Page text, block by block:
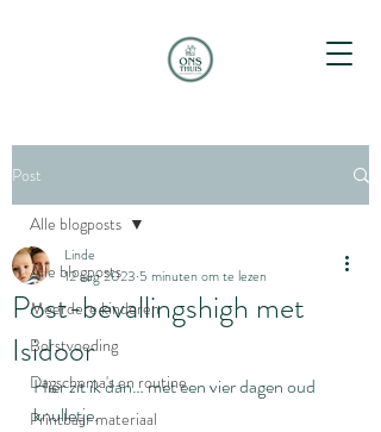
Post
Alle blogposts
Meerdere kinderen
Borstvoeding
Dagschema's en routine
Printbaar materiaal
Alle blogposts
Post-bevallingshigh met
Isidoor
Linde
12 aug 2023 5 minuten om te lezen
Hier zit ik dan… met een vier dagen oud
knulletje.